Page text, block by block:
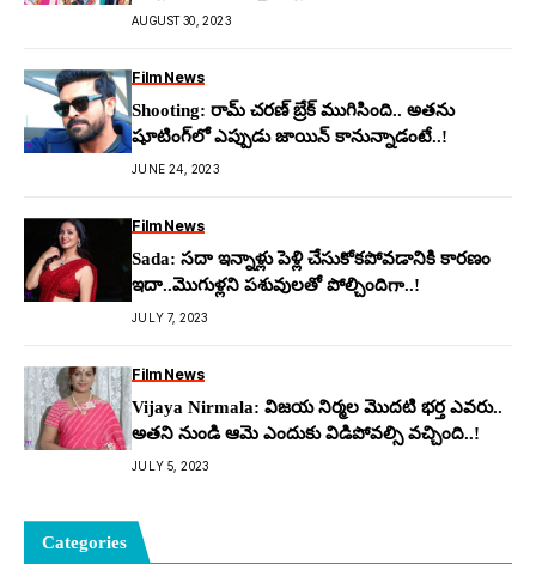
AUGUST 30, 2023
Film News
Shooting: రామ్ చ‌ర‌ణ్ బ్రేక్ ముగిసింది.. అత‌ను
షూటింగ్‌లో ఎప్పుడు జాయిన్ కానున్నాడంటే..!
JUNE 24, 2023
Film News
Sada: స‌దా ఇన్నాళ్లు పెళ్లి చేసుకోక‌పోవ‌డానికి కార‌ణం
ఇదా..మొగుళ్ల‌ని ప‌శువుల‌తో పోల్చిందిగా..!
JULY 7, 2023
Film News
Vijaya Nirmala: విజ‌య నిర్మ‌ల మొద‌టి భ‌ర్త ఎవ‌రు..
అత‌ని నుండి ఆమె ఎందుకు విడిపోవ‌ల్సి వ‌చ్చింది..!
JULY 5, 2023
Categories